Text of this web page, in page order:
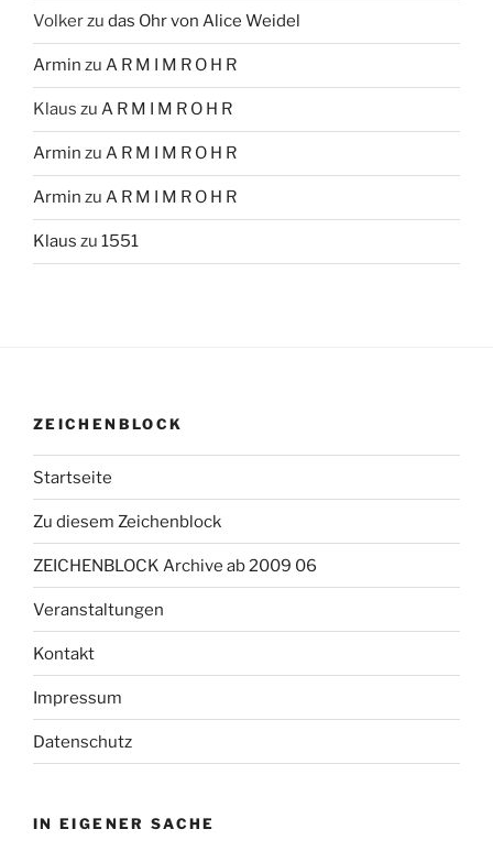
Volkerzu das Ohr von Alice Weidel
Armin zu A R M I M R O H R
Klaus zu A R M I M R O H R
Armin zu A R M I M R O H R
Armin zu A R M I M R O H R
Klaus zu 1551
ZEICHENBLOCK
Startseite
Zu diesem Zeichenblock
ZEICHENBLOCK Archive ab 2009 06
Veranstaltungen
Kontakt
Impressum
Datenschutz
IN EIGENER SACHE